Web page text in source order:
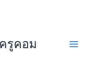
รูคอม